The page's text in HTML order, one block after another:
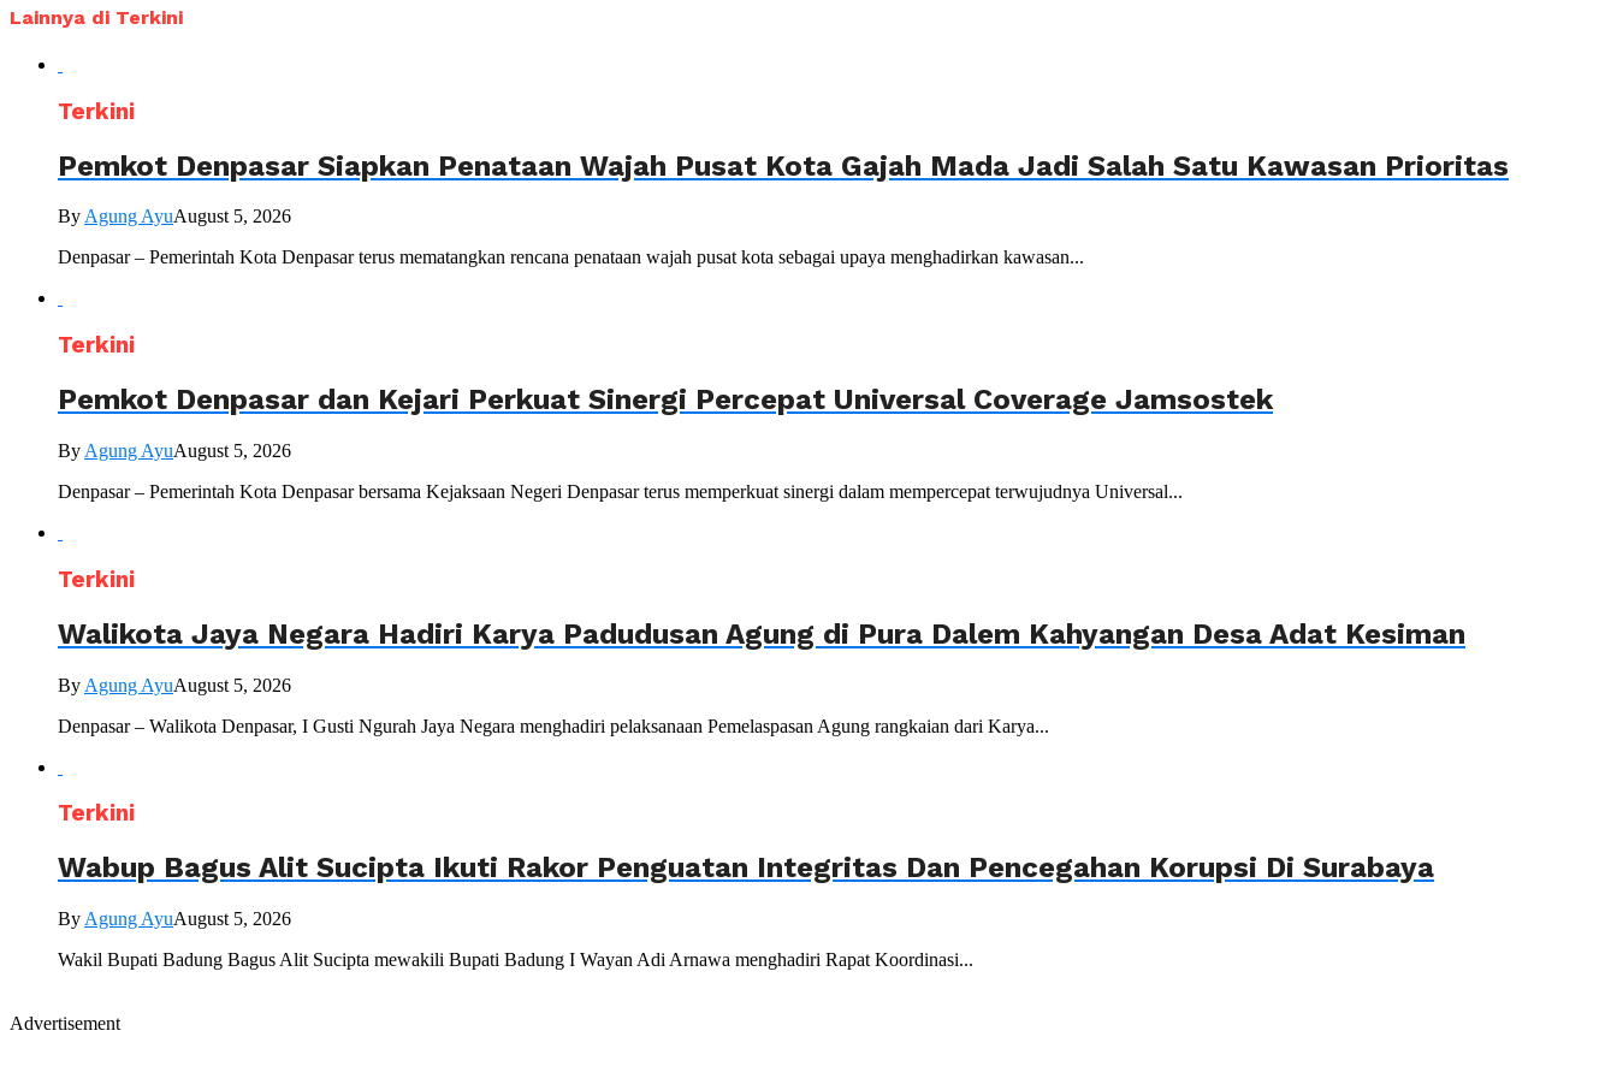
Lainnya di Terkini
Terkini
Pemkot Denpasar Siapkan Penataan Wajah Pusat Kota Gajah Mada Jadi Salah Satu Kawasan Prioritas
ByAgung AyuAugust 5, 2026
Denpasar – Pemerintah Kota Denpasar terus mematangkan rencana penataan wajah pusat kota sebagai upaya menghadirkan kawasan...
Terkini
Pemkot Denpasar dan Kejari Perkuat Sinergi Percepat Universal Coverage Jamsostek
By Agung AyuAugust 5, 2026
Denpasar – Pemerintah Kota Denpasar bersama Kejaksaan Negeri Denpasar terus memperkuat sinergi dalam mempercepat terwujudnya Universal...
Terkini
Walikota Jaya Negara Hadiri Karya Padudusan Agung di Pura Dalem Kahyangan Desa Adat Kesiman
By Agung AyuAugust 5, 2026
Denpasar – Walikota Denpasar, I Gusti Ngurah Jaya Negara menghadiri pelaksanaan Pemelaspasan Agung rangkaian dari Karya...
Terkini
Wabup Bagus Alit Sucipta Ikuti Rakor Penguatan Integritas Dan Pencegahan Korupsi Di Surabaya
By Agung AyuAugust 5, 2026
Wakil Bupati Badung Bagus Alit Sucipta mewakili Bupati Badung I Wayan Adi Arnawa menghadiri Rapat Koordinasi...
Advertisement